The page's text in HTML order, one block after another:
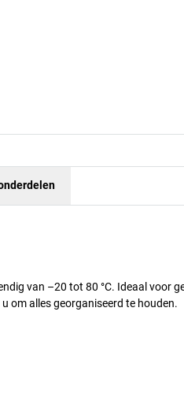
van –20 tot 80 °C. Ideaal voor
om alles georganiseerd te houden.